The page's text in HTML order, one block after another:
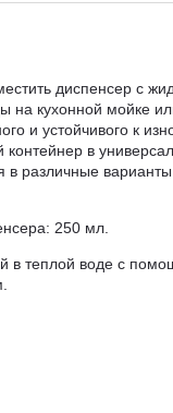
диспенсер с
на кухонной мойке
и устойчивого к
в
в различные варианты
250 мл.
в теплой воде с